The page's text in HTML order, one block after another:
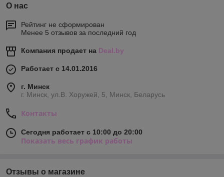
О нас
Рейтинг не сформирован
Менее 5 отзывов за последний год
Компания продает на Deal.by
Работает с 14.01.2016
г. Минск
г. Минск, ул.В. Хоружей, 5, Минск, Беларусь
Контакты
Сегодня работает с 10:00 до 20:00
Показать весь график работы
Отзывы о магазине